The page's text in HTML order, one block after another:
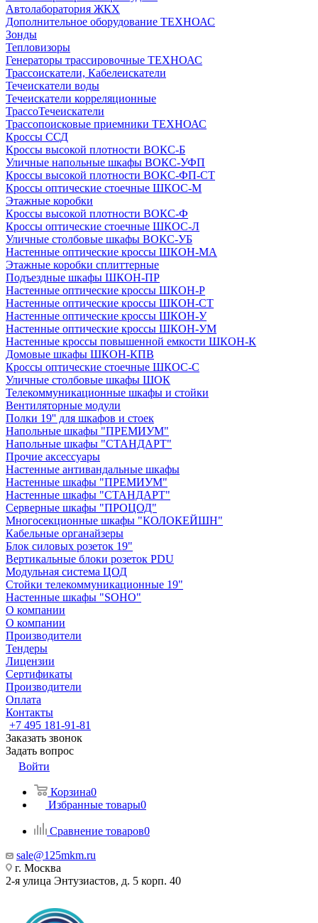
Автолаборатория ЖКХ
Дополнительное оборудование ТЕХНОАС
Зонды
Тепловизоры
Генераторы трассировочные ТЕХНОАС
Трассоискатели, Кабелеискатели
Течеискатели воды
Течеискатели корреляционные
ТрассоТечеискатели
Трассопоисковые приемники ТЕХНОАС
Кроссы ССД
Кроссы высокой плотности ВОКС-Б
Уличные напольные шкафы ВОКС-УФП
Кроссы высокой плотности ВОКС-ФП-СТ
Кроссы оптические стоечные ШКОС-М
Этажные коробки
Кроссы высокой плотности ВОКС-Ф
Кроссы оптические стоечные ШКОС-Л
Уличные столбовые шкафы ВОКС-УБ
Настенные оптические кроссы ШКОН-МА
Этажные коробки сплиттерные
Подъездные шкафы ШКОН-ПР
Настенные оптические кроссы ШКОН-Р
Настенные оптические кроссы ШКОН-СТ
Настенные оптические кроссы ШКОН-У
Настенные оптические кроссы ШКОН-УМ
Настенные кроссы повышенной емкости ШКОН-К
Домовые шкафы ШКОН-КПВ
Кроссы оптические стоечные ШКОС-С
Уличные столбовые шкафы ШОК
Телекоммуникационные шкафы и стойки
Вентиляторные модули
Полки 19'' для шкафов и стоек
Напольные шкафы "ПРЕМИУМ"
Напольные шкафы "СТАНДАРТ"
Прочие аксессуары
Настенные антивандальные шкафы
Настенные шкафы "ПРЕМИУМ"
Настенные шкафы "СТАНДАРТ"
Серверные шкафы "ПРОЦОД"
Многосекционные шкафы "КОЛОКЕЙШН"
Кабельные органайзеры
Блок силовых розеток 19"
Вертикальные блоки розеток PDU
Модульная система ЦОД
Стойки телекоммуникационные 19"
Настенные шкафы "SOHO"
О компании
О компании
Производители
Тендеры
Лицензии
Сертификаты
Производители
Оплата
Контакты
+7 495 181-91-81
Заказать звонок
Задать вопрос
Войти
Корзина0
Избранные товары0
Сравнение товаров0
sale@125mkm.ru
г. Москва
2-я улица Энтузиастов, д. 5 корп. 40